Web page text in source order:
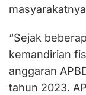
“Sejak
kemandirian
anggaran
tahun 2023.